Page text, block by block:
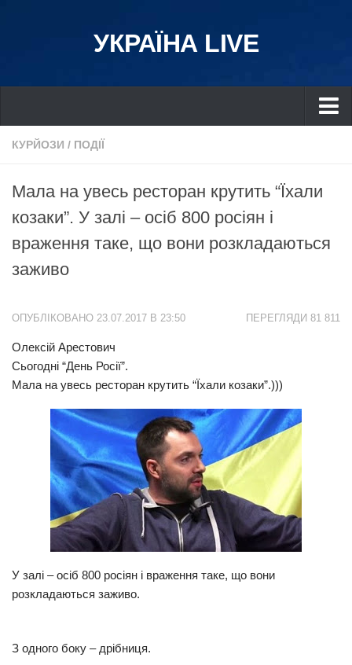
УКРАЇНА LIVE
Україна
Дніпро
Львів
Івано-Франківськ
Харків
Одеса
Схід
Прикарпаття
Політика
Цікаво
Наука
Технології
Історії
Рецепти
Здоров’я
КУРЙОЗИ / ПОДІЇ
Мала на увесь ресторан крутить “Їхали
козаки”. У залі – осіб 800 росіян і
враження таке, що вони розкладаються
заживо
ПЕРЕГЛЯДИ 81 811
ОПУБЛІКОВАНО 23.07.2017 В 23:50
Олексій Арестович
Сьогодні “День Росії”.
Мала на увесь ресторан крутить “Їхали козаки”.)))
У залі – осіб 800 росіян і враження таке, що вони
розкладаються заживо.
З одного боку – дрібниця.